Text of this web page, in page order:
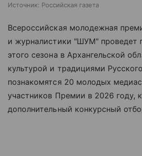
Источник: Российская газета
Всероссийская молодежная
и журналистики "ШУМ" проведет
этого сезона в Архангельской
культурой и традициями
познакомятся 20 молодых
участников Премии в 2026 году,
дополнительный конкурсный